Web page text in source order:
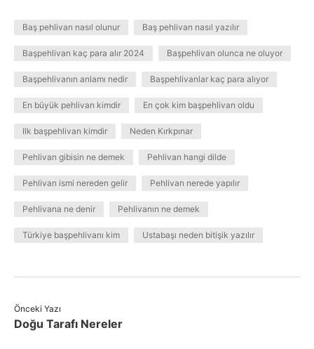
Baş pehlivan nasıl olunur Baş pehlivan nasıl yazılır
Başpehlivan kaç para alır 2024 Başpehlivan olunca ne oluyor
Başpehlivanın anlamı nedir Başpehlivanlar kaç para alıyor
En büyük pehlivan kimdir En çok kim başpehlivan oldu
Ilk başpehlivan kimdir Neden Kırkpınar
Pehlivan gibisin ne demek Pehlivan hangi dilde
Pehlivan ismi nereden gelir Pehlivan nerede yapılır
Pehlivana ne denir Pehlivanın ne demek
Türkiye başpehlivanı kim Ustabaşı neden bitişik yazılır
Önceki Yazı
Doğu Tarafı Nereler